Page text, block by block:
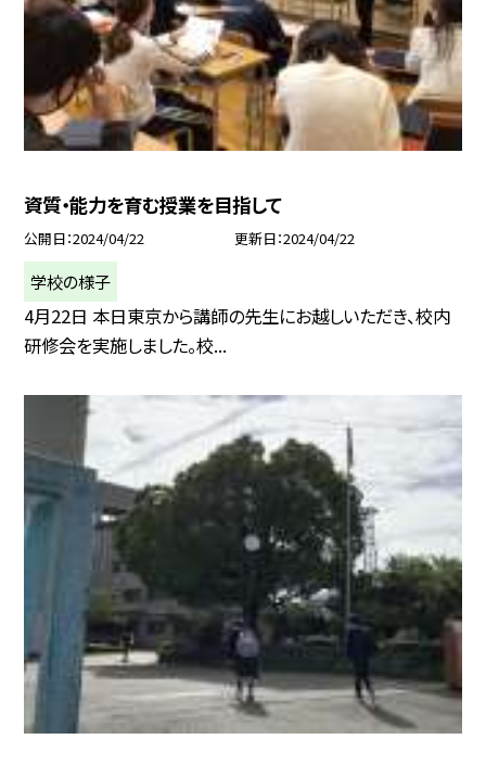
資質・能力を育む授業を目指して
公開日 2024/04/22 更新日 2024/04/22
学校の様子
4月22日 本日東京から講師の先生にお越しいただき、校内
研修会を実施しました。校...